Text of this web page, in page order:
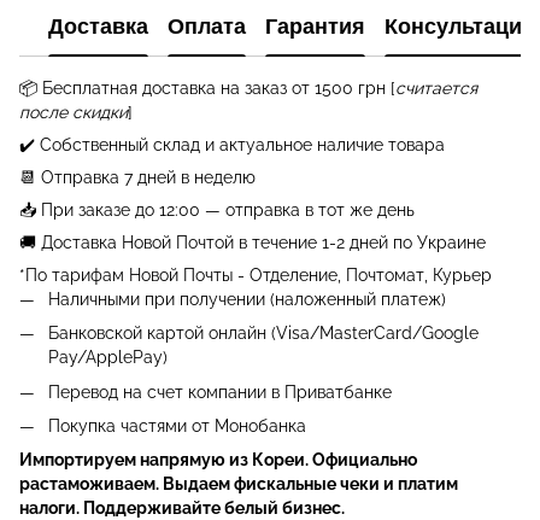
Доставка Оплата Гарантия Консультация
📦 Бесплатная доставка на заказ от 1500 грн [считается
после скидки]
✔️ Собственный склад и актуальное наличие товара
📆 Отправка 7 дней в неделю
📥 При заказе до 12:00 — отправка в тот же день
🚚 Доставка Новой Почтой в течение 1-2 дней по Украине
*По тарифам Новой Почты - Отделение, Почтомат, Курьер
Наличными при получении (наложенный платеж)
Банковской картой онлайн (Visa/MasterCard/Google
Pay/ApplePay)
Перевод на счет компании в Приватбанке
Покупка частями от Монобанка
Импортируем напрямую из Кореи. Официально
растаможиваем. Выдаем фискальные чеки и платим
налоги. Поддерживайте белый бизнес.